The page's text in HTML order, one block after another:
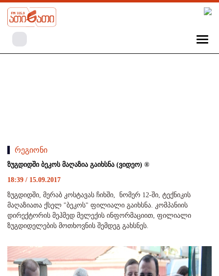
რეგიონი
ზუგდიდში ბეკოს მაღაზია გაიხსნა (ვიდეო) ®
18:39 / 15.09.2017
ზუგდიდში, მერაბ კოსტავას ჩიხში, ნომერ 12-ში, ტექნიკის
მაღაზიათა ქსელ "ბეკოს" ფილიალი გაიხსნა. კომპანიის
დირექტორის მეჰმედ მელექის ინფორმაციით, ფილიალი
ზუგდიდელების მოთხოვნის შემდეგ გახსნეს.